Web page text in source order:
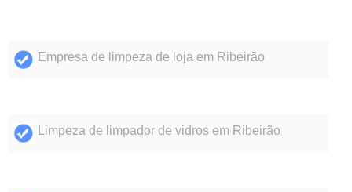
Empresa de limpeza de loja em Ribeirão
Limpeza de limpador de vidros em Ribeirão